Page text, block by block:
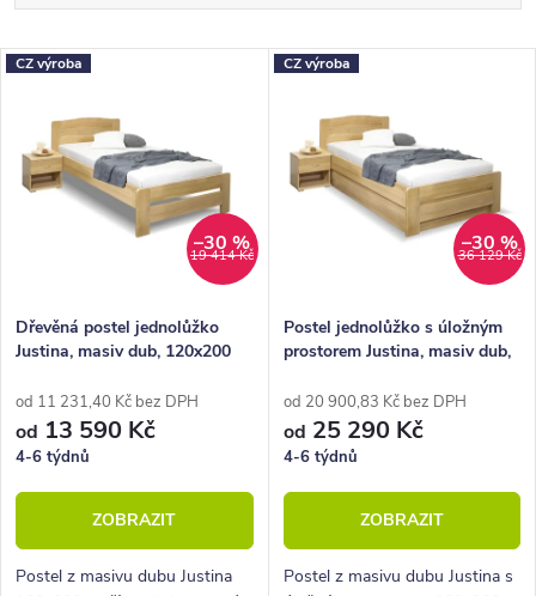
a
z
n
o
d
u
k
t
ů
Nejdražší
Nejprodávanější
Abecedně
V
p
r
o
d
u
k
t
ů
CZ výroba
19 414 Kč
–30 %
Dřevěná postel jednolůžko
Justina, masiv dub, 120x200
od 11 231,40 Kč bez DPH
od 13 590 Kč
4-6 týdnů
ZOBRAZIT
Postel z masivu dubu Justina
CZ výroba
36 129 Kč
–30 %
Postel jednolůžko s úložným
prostorem Justina, masiv dub,
od 20 900,83 Kč bez DPH
od 25 290 Kč
4-6 týdnů
ZOBRAZIT
Postel z masivu dubu Justina s